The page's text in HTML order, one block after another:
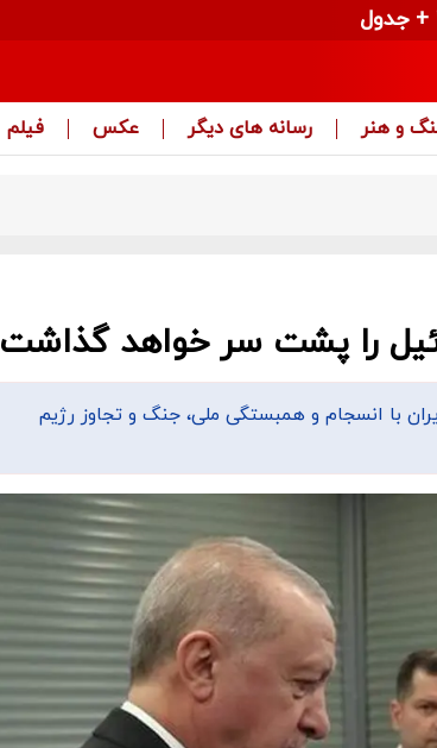
و هنر رسانه های دیگر عکس فیلم
را پشت‌ سر خواهد گذاشت
با انسجام و همبستگی ملی، جنگ و تجاوز رژیم